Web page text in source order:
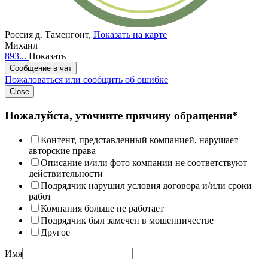
Россия д. Таменгонт, Показать на карте
Михаил
893... Показать
Сообщение в чат
Пожаловаться или сообщить об ошибке
Close
Пожалуйста, уточните причину обращения*
Контент, представленный компанией, нарушает
авторские права
Описание и/или фото компании не соответствуют
действительности
Подрядчик нарушил условия договора и/или сроки
работ
Компания больше не работает
Подрядчик был замечен в мошенничестве
Другое
Имя